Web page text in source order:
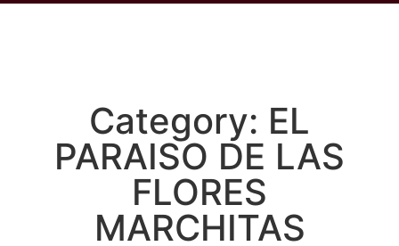
Category: EL
PARAISO DE LAS
FLORES
MARCHITAS